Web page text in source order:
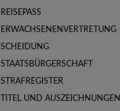
REISEPASS
ERWACHSENENVERTRETUNG
SCHEIDUNG
STAATSBÜRGERSCHAFT
STRAFREGISTER
TITEL UND AUSZEICHNUNGEN